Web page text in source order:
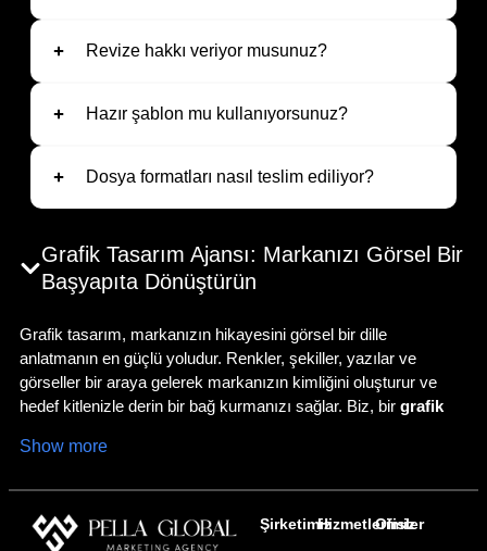
Revize hakkı veriyor musunuz?
Hazır şablon mu kullanıyorsunuz?
Dosya formatları nasıl teslim ediliyor?
Grafik Tasarım Ajansı: Markanızı Görsel Bir
Başyapıta Dönüştürün
Grafik tasarım, markanızın hikayesini görsel bir dille
anlatmanın en güçlü yoludur. Renkler, şekiller, yazılar ve
görseller bir araya gelerek markanızın kimliğini oluşturur ve
hedef kitlenizle derin bir bağ kurmanızı sağlar. Biz, bir grafik
dünyada öne çıkması için yaratıcı ve stratejik çözümler
arıyor olun, size özel tasarımlarla yanınızdayız. Bir fikriniz
Show more
ŞirketimizHizmetlerimiz
Ofisler